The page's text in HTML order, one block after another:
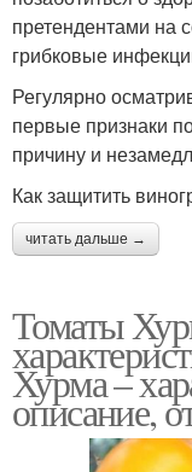
претендентами на
грибковые
Регулярно
первые признаки
причину и
Как защитить
читать дальше →
Томаты
Хурма –
описание,